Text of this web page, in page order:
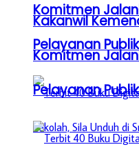
Komitmen
Pelayanan Publik
Kakanwil
Komitmen
Pelayanan Publik